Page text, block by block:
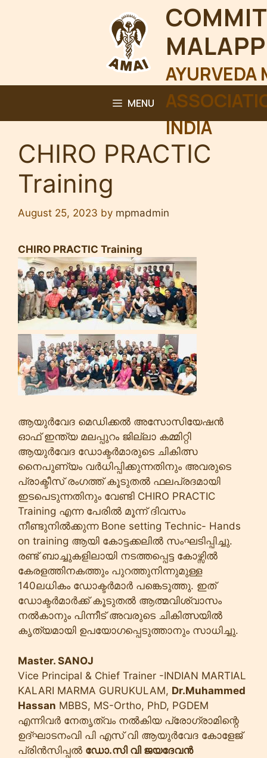
AYURVEDA
INDIA
MENU
CHIRO PRACTIC
Training
August 25, 2023 by mpmadmin
CHIRO PRACTIC Training
ആയുർവേദ മെഡിക്കൽ അസോസിയേഷൻ
ഓഫ് ഇന്ത്യ മലപ്പുറം ജില്ലാ കമ്മിറ്റി
ആയുർവേദ ഡോക്ടർമാരുടെ ചികിത്സ
നൈപുണ്യം വർധിപ്പിക്കുന്നതിനും അവരുടെ
പ്രാക്ടീസ് രംഗത്ത് കൂടുതൽ ഫലപ്രദമായി
ഇടപെടുന്നതിനും വേണ്ടി CHIRO PRACTIC
Training എന്ന പേരിൽ മൂന്ന് ദിവസം
നീണ്ടുനിൽക്കുന്ന Bone setting Technic- Hands
on training ആയി കോട്ടക്കലിൽ സംഘടിപ്പിച്ചു.
രണ്ട് ബാച്ചുകളിലായി നടത്തപ്പെട്ട കോഴ്സിൽ
കേരളത്തിനകത്തും പുറത്തുനിന്നുമുള്ള
140ലധികം ഡോക്ടർമാർ പങ്കെടുത്തു. ഇത്
ഡോക്ടർമാർക്ക് കൂടുതൽ ആത്മവിശ്വാസം
നൽകാനും പിന്നീട് അവരുടെ ചികിത്സയിൽ
കൃത്യമായി ഉപയോഗപ്പെടുത്താനും സാധിച്ചു.
Master. SANOJ
Vice Principal & Chief Trainer -INDIAN MARTIAL
KALARI MARMA GURUKULAM, Dr.Muhammed
Hassan MBBS, MS-Ortho, PhD, PGDEM
എന്നിവർ നേതൃത്വം നൽകിയ പ്രോഗ്രാമിന്റെ
ഉദ്ഘാടനംവി പി എസ് വി ആയുർവേദ കോളേജ്
പ്രിൻസിപ്പൽ ഡോ.സി വി ജയദേവൻ